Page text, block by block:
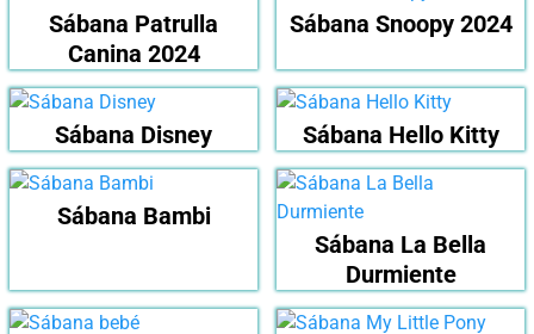
Sábana Patrulla
Canina 2024
Sábana Snoopy 2024
Sábana Disney Sábana Hello Kitty
Sábana Bambi
Sábana La Bella
Durmiente